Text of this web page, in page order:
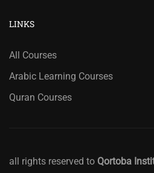
LINKS
All Courses
Arabic Learning Courses
Quran Courses
all rights reserved to Qortoba